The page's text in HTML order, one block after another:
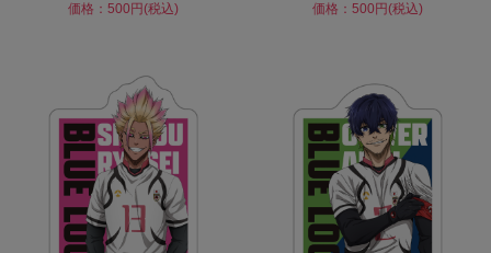
価格：500円(税込)
価格：500円(税込)